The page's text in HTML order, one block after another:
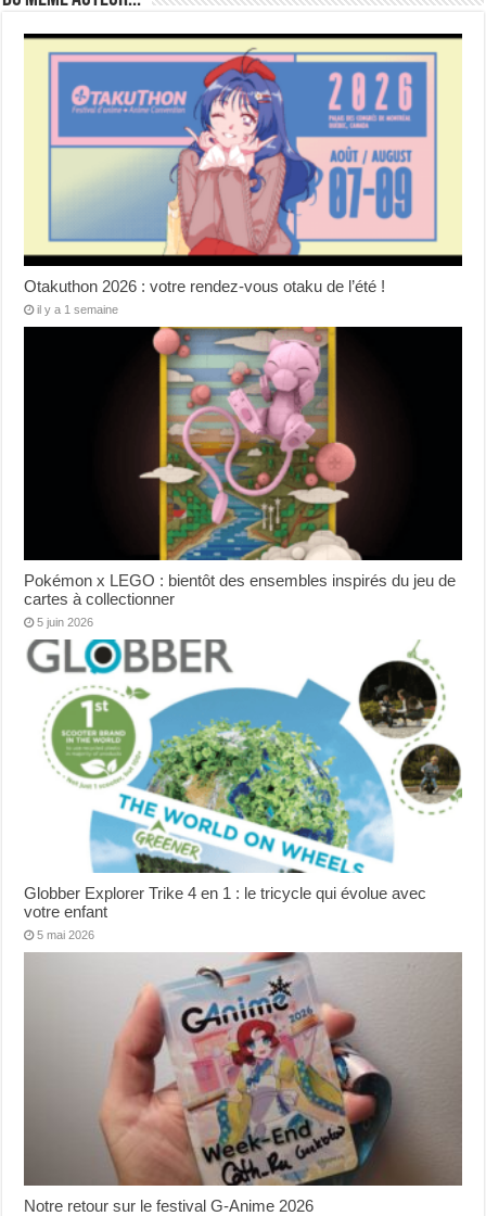
Otakuthon 2026 : votre rendez-vous otaku de l’été !
il y a 1 semaine
Pokémon x LEGO : bientôt des ensembles inspirés du jeu de
cartes à collectionner
5 juin 2026
Globber Explorer Trike 4 en 1 : le tricycle qui évolue avec
votre enfant
5 mai 2026
Notre retour sur le festival G-Anime 2026